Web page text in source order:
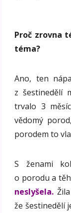
Proč zrovna
téma?
Ano, ten
z šestinedělí
trvalo 3
vědomý
porodem to
S ženami
o porodu a
neslyšela.
že šestinedělí